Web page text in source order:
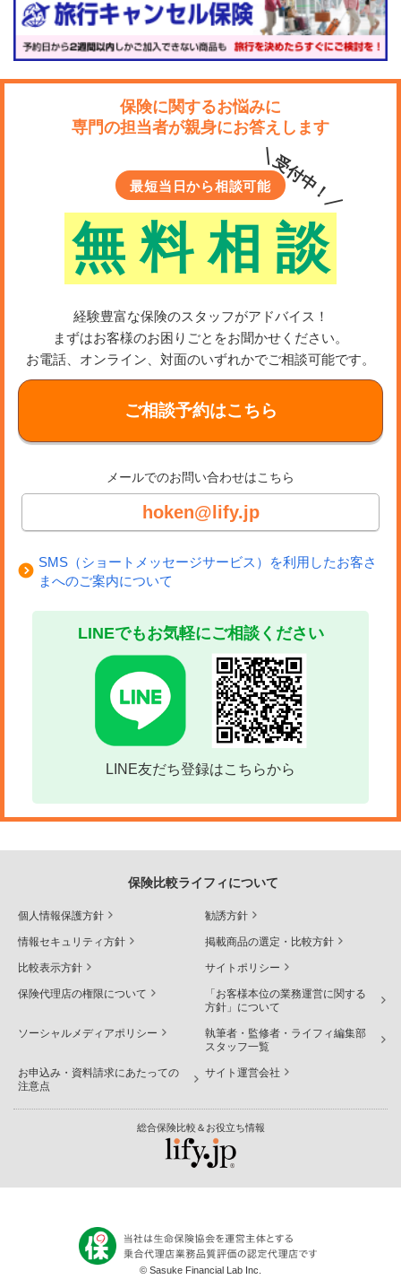
保険に関するお悩みに
専門の担当者が親身にお答えします
最短当日から相談可能
無 料 相 談
＼受付中！／
経験豊富な保険のスタッフがアドバイス！
まずはお客様のお困りごとをお聞かせください。
お電話、オンライン、対面のいずれかでご相談可能です。
ご相談予約はこちら
メールでのお問い合わせはこちら
hoken@lify.jp
SMS（ショートメッセージサービス）を利用したお客さ
まへのご案内について
LINEでもお気軽にご相談ください
LINE友だち登録はこちらから
保険比較ライフィについて
個人情報保護方針 勧誘方針
情報セキュリティ方針 掲載商品の選定・比較方針
比較表示方針 サイトポリシー
保険代理店の権限について
「お客様本位の業務運営に関する
方針」について
ソーシャルメディアポリシー
執筆者・監修者・ライフィ編集部
スタッフ一覧
お申込み・資料請求にあたっての
注意点
サイト運営会社
総合保険比較＆お役立ち情報
© Sasuke Financial Lab Inc.